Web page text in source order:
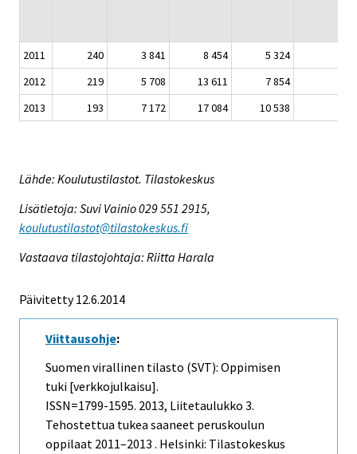
2011 240 3 841 8 454 5 324
2012
219 5 708 13 611 7 854
2013
193 7 172 17 084 10 538
Lähde: Koulutustilastot. Tilastokeskus
Lisätietoja: Suvi Vainio 029 551 2915,
koulutustilastot@tilastokeskus.fi
Vastaava tilastojohtaja: Riitta Harala
Päivitetty 12.6.2014
Viittausohje:
Suomen virallinen tilasto (SVT): Oppimisen
tuki [verkkojulkaisu].
ISSN=1799-1595. 2013, Liitetaulukko 3.
Tehostettua tukea saaneet peruskoulun
oppilaat 2011–2013 . Helsinki: Tilastokeskus